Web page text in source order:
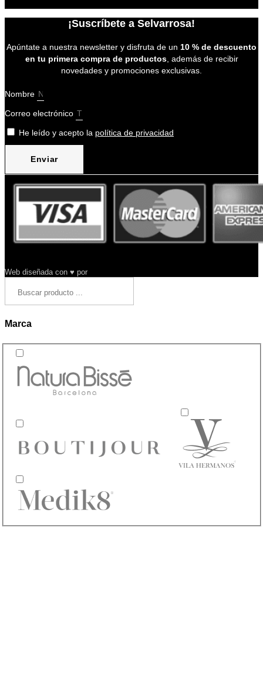
¡Suscríbete a Selvarrosa!
Apúntate a nuestra newsletter y disfruta de un 10 % de descuento
en tu primera compra de productos, además de recibir
novedades y promociones exclusivas.
Nombre
Correo electrónico
He leído y acepto la política de privacidad
Enviar
Web diseñada con ♥ por
Marca